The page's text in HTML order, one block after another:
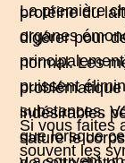
protéine du
digérer pour
normal. Les
indésirables
sature le
La première
organes
puissent
substances.
que lorsque
Si vous faites
souvent les